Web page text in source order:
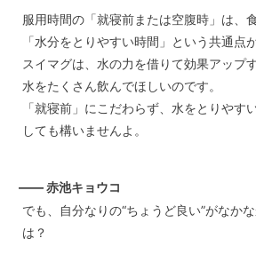
服用時間の「就寝前または空腹時」は、
「水分をとりやすい時間」という共通点
スイマグは、水の力を借りて効果アップ
水をたくさん飲んでほしいのです。
「就寝前」にこだわらず、水をとりやす
しても構いませんよ。
—— 赤池キョウコ
でも、自分なりの“ちょうど良い”がなか
は？